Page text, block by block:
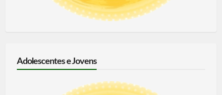
Adolescentes e Jovens